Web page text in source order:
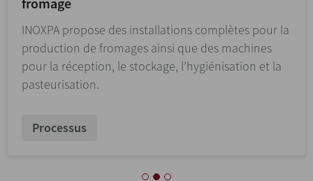
Grâce à l’ajout des nouvelles options d’étanchéité,
l’agitateur latéral DINAMIX SMX offre plus de
flexibilité et de valeur ajoutée.